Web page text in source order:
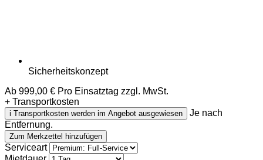
Sicherheitskonzept
Ab 999,00 € Pro Einsatztag zzgl. MwSt.
+ Transportkosten
i Transportkosten werden im Angebot ausgewiesen
Je nach
Entfernung.
B
e
g
Zum Merkzettel hinzufügen
Serviceart